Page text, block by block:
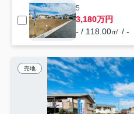
5
3,180万円
- / 118.00㎡ / -
売地